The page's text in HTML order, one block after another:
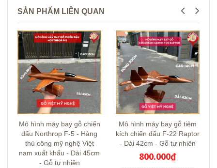
SẢN PHẨM LIÊN QUAN
Mô hình máy bay gỗ chiến
đấu Northrop F-5 - Hàng
thủ công mỹ nghệ Việt
nam xuất khẩu - Dài 45cm
- Gỗ tự nhiên
Mô hình máy bay gỗ tiêm
kích chiến đấu F-22 Raptor
- Dài 42cm - Gỗ tự nhiên
800.000₫